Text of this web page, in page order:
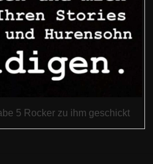
5 Rocker zu ihm geschickt